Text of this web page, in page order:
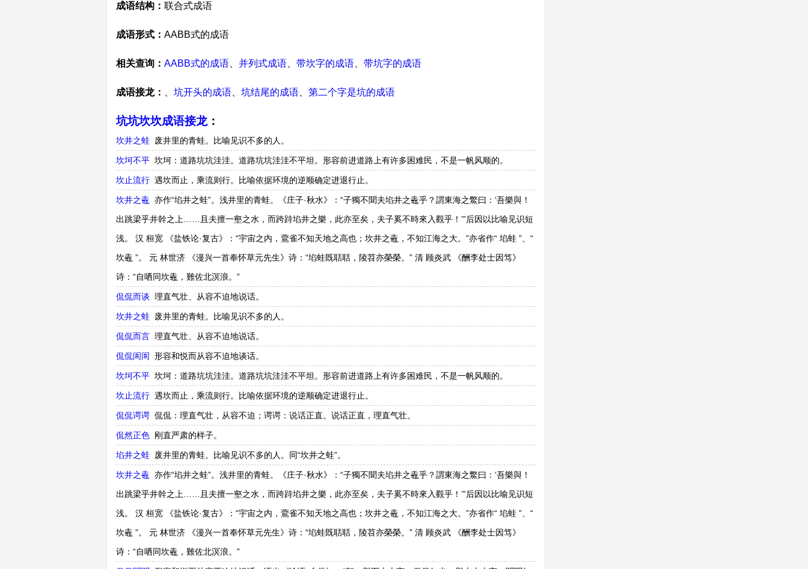
成语结构： 联合式成语
成语形式： AABB式的成语
相关查询： AABB式的成语 并列式成语 带坎字的成语 带坑字的成语
成语接龙： 坑开头的成语 坑结尾的成语 第二个字是坑的成语
坑坑坎坎成语接龙：
坎井之蛙 废井里的青蛙。比喻见识不多的人。
坎坷不平 坎坷：道路坑坑洼洼。道路坑坑洼洼不平坦。形容前进道路上有许多困难民，不是一帆风顺的。
坎止流行 遇坎而止，乘流则行。比喻依据环境的逆顺确定进退行止。
坎井之鼃 亦作“埳井之蛙”。浅井里的青蛙。《庄子·秋水》：“子獨不聞夫埳井之鼃乎？謂東海之鱉曰：‘吾樂與！
出跳梁乎井幹之上……且夫擅一壑之水，而跨跱埳井之樂，此亦至矣，夫子奚不時來入觀乎！’”后因以比喻见识短
浅。 汉 桓宽 《盐铁论·复古》：“宇宙之内，鷰雀不知天地之高也；坎井之鼃，不知江海之大。”亦省作“ 埳蛙 ”、“
坎鼃 ”。 元 林世济 《漫兴一首奉怀草元先生》诗：“埳蛙既聒聒，陵苕亦榮榮。” 清 顾炎武 《酬李处士因笃》
诗：“自哂同坎鼃，難佐北溟浪。”
侃侃而谈 理直气壮、从容不迫地说话。
坎井之蛙 废井里的青蛙。比喻见识不多的人。
侃侃而言 理直气壮、从容不迫地说话。
侃侃訚訚 形容和悦而从容不迫地谈话。
坎坷不平 坎坷：道路坑坑洼洼。道路坑坑洼洼不平坦。形容前进道路上有许多困难民，不是一帆风顺的。
坎止流行 遇坎而止，乘流则行。比喻依据环境的逆顺确定进退行止。
侃侃谔谔 侃侃：理直气壮，从容不迫；谔谔：说话正直。说话正直，理直气壮。
侃然正色 刚直严肃的样子。
埳井之蛙 废井里的青蛙。比喻见识不多的人。同“坎井之蛙”。
坎井之鼃 亦作“埳井之蛙”。浅井里的青蛙。《庄子·秋水》：“子獨不聞夫埳井之鼃乎？謂東海之鱉曰：‘吾樂與！
出跳梁乎井幹之上……且夫擅一壑之水，而跨跱埳井之樂，此亦至矣，夫子奚不時來入觀乎！’”后因以比喻见识短
浅。 汉 桓宽 《盐铁论·复古》：“宇宙之内，鷰雀不知天地之高也；坎井之鼃，不知江海之大。”亦省作“ 埳蛙 ”、“
坎鼃 ”。 元 林世济 《漫兴一首奉怀草元先生》诗：“埳蛙既聒聒，陵苕亦榮榮。” 清 顾炎武 《酬李处士因笃》
诗：“自哂同坎鼃，難佐北溟浪。”